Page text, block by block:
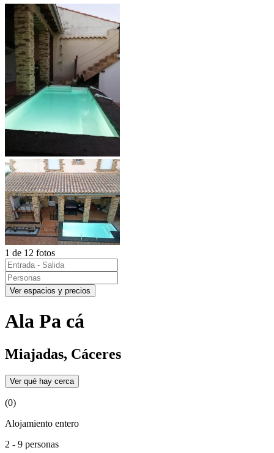
1 de 12 fotos
Ver espacios y precios
Ala Pa cá
Miajadas, Cáceres
Ver qué hay cerca
(0)
Alojamiento entero
2 - 9 personas